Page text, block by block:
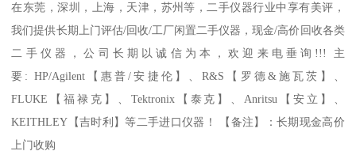
在东莞，深圳，上海，天津，苏州等，二手仪器行业中享有美评，
我们提供长期上门评估/回收/工厂闲置二手仪器，现金/高价回收各类
二手仪器，公司长期以诚信为本，欢迎来电垂询!!! 主
要: HP/Agilent【惠普/安捷伦】、R&S【罗德&施瓦茨】、
FLUKE【福禄克】、Tektronix【泰克】、Anritsu【安立】、
KEITHLEY【吉时利】等二手进口仪器！ 【备注】：长期现金高价
上门收购